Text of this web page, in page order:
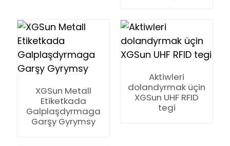
XGSun Metall
Etiketkada
Galplaşdyrmaga
Garşy Gyrymsy
Aktiwleri
dolandyrmak üçin
XGSun UHF RFID
tegi